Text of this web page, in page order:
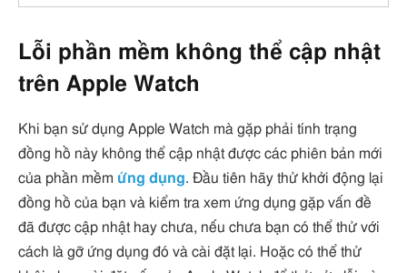
Lỗi phần mềm không thể cập nhật
trên Apple Watch
Khi bạn sử dụng Apple Watch mà gặp phải tính trạng
đồng hồ này không thể cập nhật được các phiên bản mới
của phần mềm ứng dụng. Đầu tiên hãy thử khởi động lại
đồng hồ của bạn và kiểm tra xem ứng dụng gặp vấn đề
đã được cập nhật hay chưa, nếu chưa bạn có thể thử với
cách là gỡ ứng dụng đó và cài đặt lại. Hoặc có thể thử